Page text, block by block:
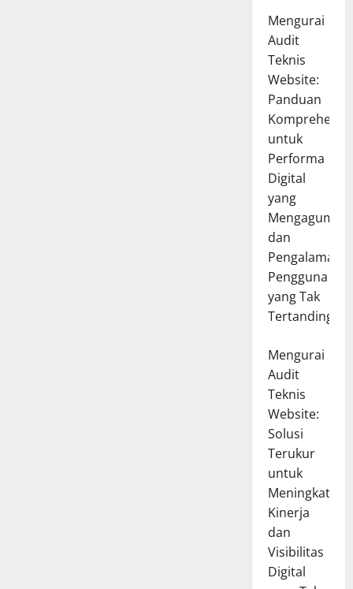
Mengurai
Audit
Teknis
Website:
Panduan
Komprehensif
untuk
Performa
Digital
yang
dan
Pengalaman
Pengguna
yang Tak
Tertandingi
Mengurai
Audit
Teknis
Website:
Solusi
Terukur
untuk
Meningkatkan
Kinerja
dan
Visibilitas
Digital